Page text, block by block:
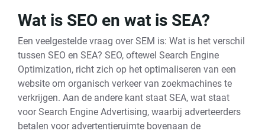
Wat is SEO en wat is SEA?
Een veelgestelde vraag over SEM is: Wat is het verschil
tussen SEO en SEA? SEO, oftewel Search Engine
Optimization, richt zich op het optimaliseren van een
website om organisch verkeer van zoekmachines te
verkrijgen. Aan de andere kant staat SEA, wat staat
voor Search Engine Advertising, waarbij adverteerders
betalen voor advertentieruimte bovenaan de